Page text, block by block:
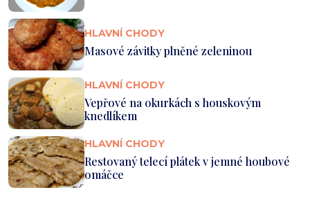
HLAVNÍ CHODY
Masové závitky plněné zeleninou
HLAVNÍ CHODY
Vepřové na okurkách s houskovým
knedlíkem
HLAVNÍ CHODY
Restovaný telecí plátek v jemné houbové
omáčce